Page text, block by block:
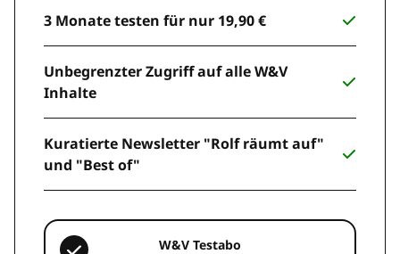
3 Monate testen für nur 19,90 €
Unbegrenzter Zugriff auf alle W&V
Inhalte
Kuratierte Newsletter "Rolf räumt auf"
und "Best of"
W&V Testabo